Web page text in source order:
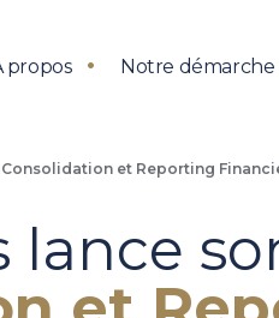
propos Notre démarche
et Reporting
lance